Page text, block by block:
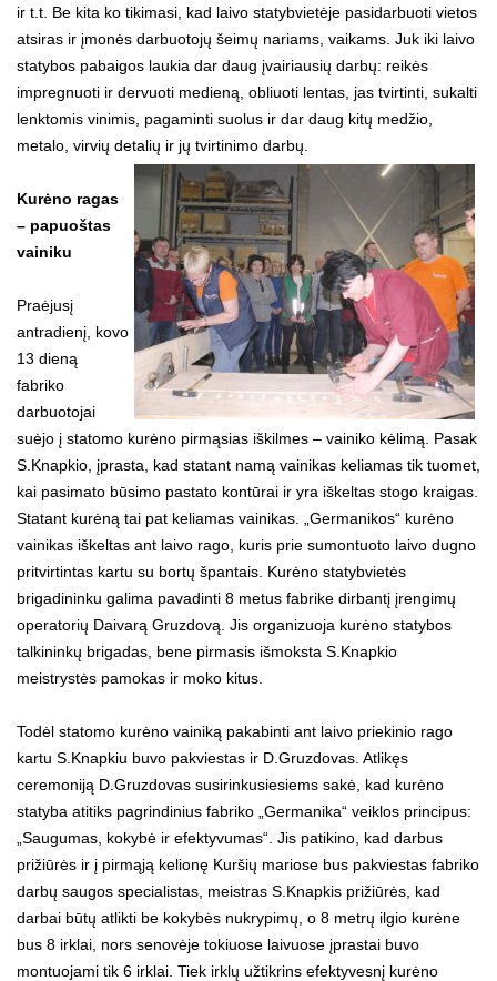
ir t.t. Be kita ko tikimasi, kad laivo statybvietėje pasidarbuoti vietos
atsiras ir įmonės darbuotojų šeimų nariams, vaikams. Juk iki laivo
statybos pabaigos laukia dar daug įvairiausių darbų: reikės
impregnuoti ir dervuoti medieną, obliuoti lentas, jas tvirtinti, sukalti
lenktomis vinimis, pagaminti suolus ir dar daug kitų medžio,
metalo, virvių detalių ir jų tvirtinimo darbų.
Kurėno ragas
– papuoštas
vainiku
Praėjusį
antradienį, kovo
13 dieną
fabriko
darbuotojai
suėjo į statomo kurėno pirmąsias iškilmes – vainiko kėlimą. Pasak
S.Knapkio, įprasta, kad statant namą vainikas keliamas tik tuomet,
kai pasimato būsimo pastato kontūrai ir yra iškeltas stogo kraigas.
Statant kurėną tai pat keliamas vainikas. „Germanikos“ kurėno
vainikas iškeltas ant laivo rago, kuris prie sumontuoto laivo dugno
pritvirtintas kartu su bortų špantais. Kurėno statybvietės
brigadininku galima pavadinti 8 metus fabrike dirbantį įrengimų
operatorių Daivarą Gruzdovą. Jis organizuoja kurėno statybos
talkininkų brigadas, bene pirmasis išmoksta S.Knapkio
meistrystės pamokas ir moko kitus.
Todėl statomo kurėno vainiką pakabinti ant laivo priekinio rago
kartu S.Knapkiu buvo pakviestas ir D.Gruzdovas. Atlikęs
ceremoniją D.Gruzdovas susirinkusiesiems sakė, kad kurėno
statyba atitiks pagrindinius fabriko „Germanika“ veiklos principus:
„Saugumas, kokybė ir efektyvumas“. Jis patikino, kad darbus
prižiūrės ir į pirmąją kelionę Kuršių mariose bus pakviestas fabriko
darbų saugos specialistas, meistras S.Knapkis prižiūrės, kad
darbai būtų atlikti be kokybės nukrypimų, o 8 metrų ilgio kurėne
bus 8 irklai, nors senovėje tokiuose laivuose įprastai buvo
montuojami tik 6 irklai. Tiek irklų užtikrins efektyvesnį kurėno